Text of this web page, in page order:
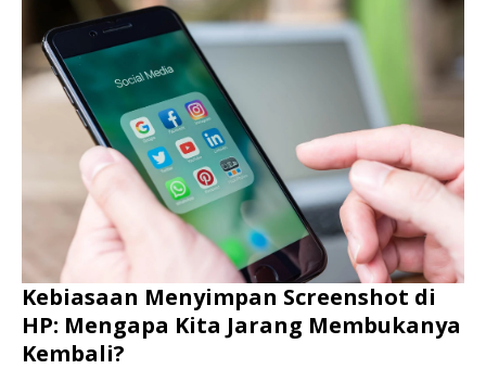
Kebiasaan Menyimpan Screenshot di
HP: Mengapa Kita Jarang Membukanya
Kembali?